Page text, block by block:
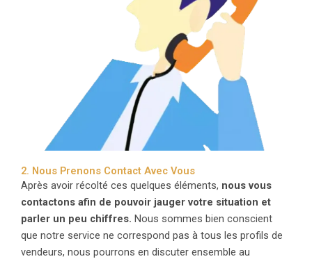
2. Nous Prenons Contact Avec Vous
Après avoir récolté ces quelques éléments, nous vous
contactons afin de pouvoir jauger votre situation et
parler un peu chiffres. Nous sommes bien conscient
que notre service ne correspond pas à tous les profils de
vendeurs, nous pourrons en discuter ensemble au